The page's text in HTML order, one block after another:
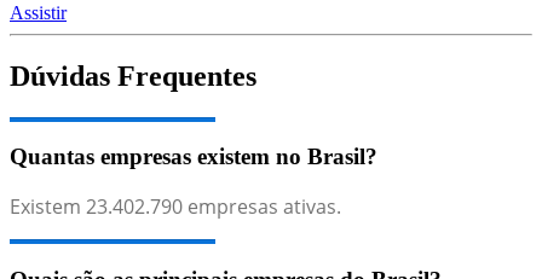
Assistir
Dúvidas Frequentes
Quantas empresas existem no Brasil?
Existem 23.402.790 empresas ativas.